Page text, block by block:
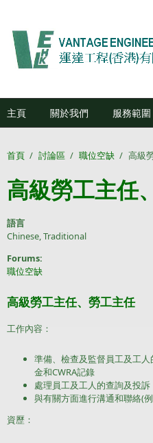
主頁 關於我們 服務範圍
首頁 / 討論區 / 職位空缺 / 高級
高級勞工主任
語言
Chinese, Traditional
Forums:
職位空缺
高級勞工主任、勞工主任
工作內容：
準備、檢查及監督員工及工
金和CWRA記錄
處理員工及工人的查詢及投訴
與有關方面進行溝通和聯絡(
資歷：